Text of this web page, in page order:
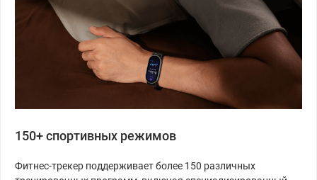
150+ спортивных режимов
Фитнес-трекер поддерживает более 150 различных